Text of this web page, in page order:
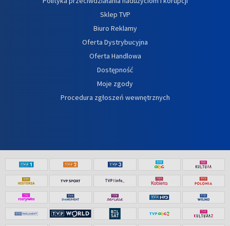
Sklep TVP
Biuro Reklamy
Oferta Dystrybucyjna
Oferta Handlowa
Dostępność
Moje zgody
Procedura zgłoszeń wewnętrznych